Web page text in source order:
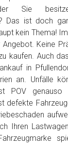
Sie
Das ist doch
kein Thema!
Keine
kaufen. Auch
in
an. Unfälle
POV genauso
defekte
Ihren